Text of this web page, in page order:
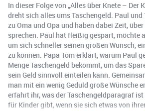
In dieser Folge von „Alles über Knete – Der
dreht sich alles ums Taschengeld. Paul und
zu Oma und Opa und haben dabei Zeit,
sprechen. Paul hat fleißig gespart, möchte
um sich schneller seinen großen Wunsch,
zu können. Papa Tom erklärt, warum Paul
Menge Taschengeld bekommt, um das
sein Geld sinnvoll einteilen kann.
man mit ein wenig Geduld große Wünsche
erfahrt ihr, was der Taschengeldparagraf ist
für Kinder gibt, wenn sie sich etwas von